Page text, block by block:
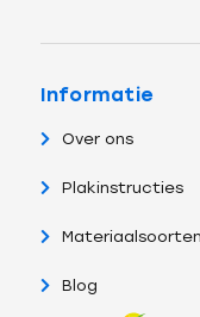
Informatie
Over ons
Plakinstructies
Materiaalsoorten
Blog